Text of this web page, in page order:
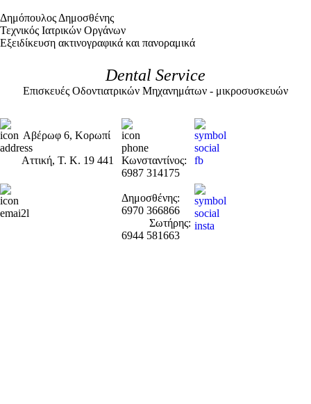
Δημόπουλος Δημοσθένης
Τεχνικός Ιατρικών Οργάνων
Εξειδίκευση ακτινογραφικά και πανοραμικά
Dental Service
Επισκευές Οδοντιατρικών Μηχανημάτων - μικροσυσκευών
Αβέρωφ 6, Κορωπί
Αττική, Τ. Κ. 19 441
Κωνσταντίνος:
6987 314175
Δημοσθένης:
6970 366866
Σωτήρης:
6944 581663